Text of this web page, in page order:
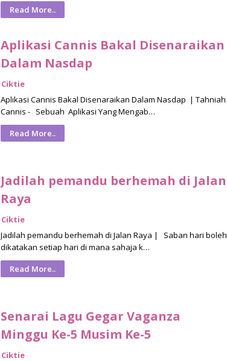
Read More..
Aplikasi Cannis Bakal Disenaraikan
Dalam Nasdap
Ciktie
Aplikasi Cannis Bakal Disenaraikan Dalam Nasdap | Tahniah
Cannis - Sebuah Aplikasi Yang Mengab…
Read More..
Jadilah pemandu berhemah di Jalan
Raya
Ciktie
Jadilah pemandu berhemah di Jalan Raya | Saban hari boleh
dikatakan setiap hari di mana sahaja k…
Read More..
Senarai Lagu Gegar Vaganza
Minggu Ke-5 Musim Ke-5
Ciktie